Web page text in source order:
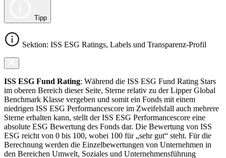
Tipp
Sektion: ISS ESG Ratings, Labels und Transparenz-Profil
ISS ESG Fund Rating: Während die ISS ESG Fund Rating Stars
im oberen Bereich dieser Seite, Sterne relativ zu der Lipper Global
Benchmark Klasse vergeben und somit ein Fonds mit einem
niedrigen ISS ESG Performancescore im Zweifelsfall auch mehrere
Sterne erhalten kann, stellt der ISS ESG Performancescore eine
absolute ESG Bewertung des Fonds dar. Die Bewertung von ISS
ESG reicht von 0 bis 100, wobei 100 für „sehr gut“ steht. Für die
Berechnung werden die Einzelbewertungen von Unternehmen in
den Bereichen Umwelt, Soziales und Unternehmensführung